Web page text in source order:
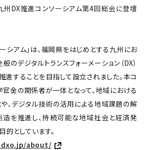
州DX推進コンソーシアム第4回総会に登壇
シアム」は、福岡県をはじめとする九州にお
のデジタルトランスフォーメーション（DX）
進することを目指して設立されました。本コ
官金の関係者が一体となって、地域における
、デジタル技術の活用による地域課題の解
を推進し、持続可能な地域社会と経済発
としています。
about/